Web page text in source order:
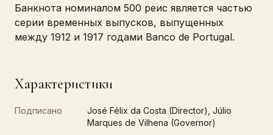
Банкнота номиналом 500 реис является частью
серии временных выпусков, выпущенных
между 1912 и 1917 годами Banco de Portugal.
Характеристики
Подписано
José Félix da Costa (Director), Júlio
Marques de Vilhena (Governor)